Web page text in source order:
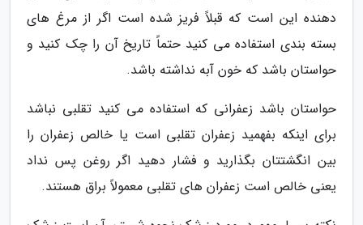
دهنده این است که قبلاً فریز شده است اگر از مرغ های
بسته بندی استفاده می کنید حتماً تاریخ آن را چک کنید و
حواستان باشد که خون آبه نداشته باشد.
حواستان باشد زعفرانی که استفاده می کنید تقلبی نباشد
برای اینکه بفهمید زعفران تقلبی است یا خالص زعفران را
بین انگشتتان بگذارید و فشار دهید اگر روغن پس نداد
یعنی خالص است زعفران های تقلبی معمولاً براق هستند.